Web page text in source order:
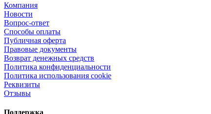
Компания
Новости
Вопрос-ответ
Способы оплаты
Публичная оферта
Правовые документы
Возврат денежных средств
Политика конфиденциальности
Политика использования cookie
Реквизиты
Отзывы
Поддержка